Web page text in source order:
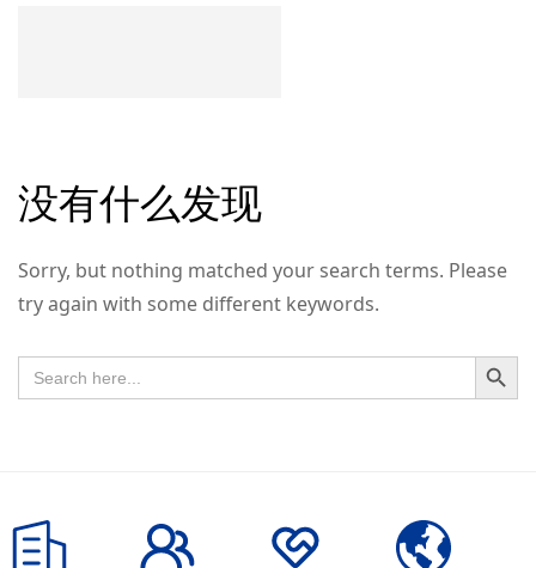
没有什么发现
Sorry, but nothing matched your search terms. Please
try again with some different keywords.
Search
for:
搜索按钮